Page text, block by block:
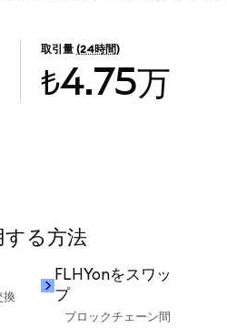
取引量 (24時間)
₺4.75万
る方法
換
FLHYonをスワッ
プ
ブロックチェーン間